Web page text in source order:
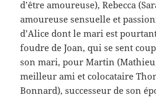
d’être amoureuse), Rebecca
amoureuse sensuelle et
d’Alice dont le mari est
foudre de Joan, qui se sent
son mari, pour Martin
meilleur ami et colocataire
Bonnard), successeur de son